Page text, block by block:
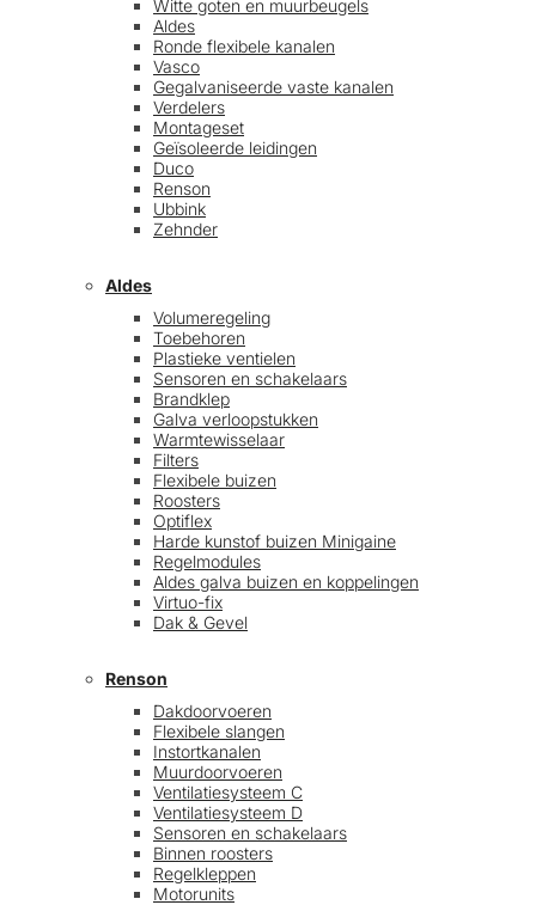
Witte goten en muurbeugels
Aldes
Ronde flexibele kanalen
Vasco
Gegalvaniseerde vaste kanalen
Verdelers
Montageset
Geïsoleerde leidingen
Duco
Renson
Ubbink
Zehnder
Aldes
Volumeregeling
Toebehoren
Plastieke ventielen
Sensoren en schakelaars
Brandklep
Galva verloopstukken
Warmtewisselaar
Filters
Flexibele buizen
Roosters
Optiflex
Harde kunstof buizen Minigaine
Regelmodules
Aldes galva buizen en koppelingen
Virtuo-fix
Dak & Gevel
Renson
Dakdoorvoeren
Flexibele slangen
Instortkanalen
Muurdoorvoeren
Ventilatiesysteem C
Ventilatiesysteem D
Sensoren en schakelaars
Binnen roosters
Regelkleppen
Motorunits